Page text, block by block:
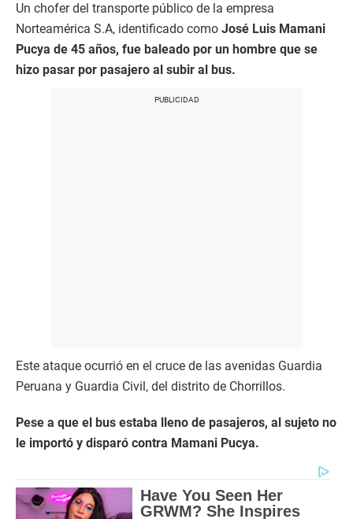
Un chofer del transporte público de la empresa
Norteamérica S.A, identificado como José Luis Mamani
Pucya de 45 años, fue baleado por un hombre que se
hizo pasar por pasajero al subir al bus.
Este ataque ocurrió en el cruce de las avenidas Guardia
Peruana y Guardia Civil, del distrito de Chorrillos.
Pese a que el bus estaba lleno de pasajeros, al sujeto no
le importó y disparó contra Mamani Pucya.